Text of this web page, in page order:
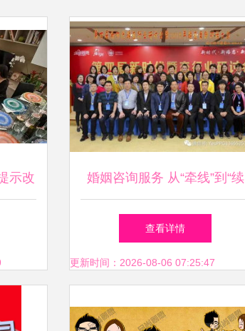
示改 婚姻咨询服务 从“牵线”到“续
缘”的转型之路
查看详情
更新时间：2026-08-06 07:25:47